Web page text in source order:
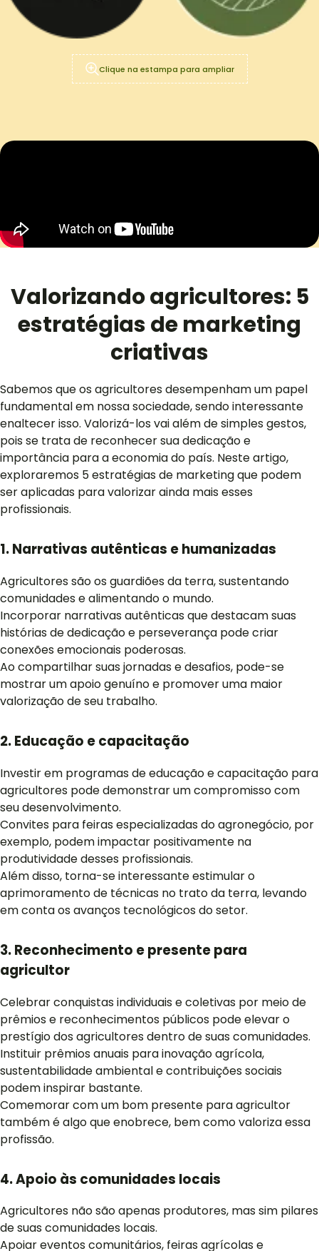
Clique na estampa para ampliar
Valorizando agricultores: 5
estratégias de marketing
criativas
Sabemos que os agricultores desempenham um papel
fundamental em nossa sociedade, sendo interessante
enaltecer isso. Valorizá-los vai além de simples gestos,
pois se trata de reconhecer sua dedicação e
importância para a economia do país. Neste artigo,
exploraremos 5 estratégias de marketing que podem
ser aplicadas para valorizar ainda mais esses
profissionais.
1. Narrativas autênticas e humanizadas
Agricultores são os guardiões da terra, sustentando
comunidades e alimentando o mundo.
Incorporar narrativas autênticas que destacam suas
histórias de dedicação e perseverança pode criar
conexões emocionais poderosas.
Ao compartilhar suas jornadas e desafios, pode-se
mostrar um apoio genuíno e promover uma maior
valorização de seu trabalho.
2. Educação e capacitação
Investir em programas de educação e capacitação para
agricultores pode demonstrar um compromisso com
seu desenvolvimento.
Convites para feiras especializadas do agronegócio, por
exemplo, podem impactar positivamente na
produtividade desses profissionais.
Além disso, torna-se interessante estimular o
aprimoramento de técnicas no trato da terra, levando
em conta os avanços tecnológicos do setor.
3. Reconhecimento e presente para
agricultor
Celebrar conquistas individuais e coletivas por meio de
prêmios e reconhecimentos públicos pode elevar o
prestígio dos agricultores dentro de suas comunidades.
Instituir prêmios anuais para inovação agrícola,
sustentabilidade ambiental e contribuições sociais
podem inspirar bastante.
Comemorar com um bom presente para agricultor
também é algo que enobrece, bem como valoriza essa
profissão.
4. Apoio às comunidades locais
Agricultores não são apenas produtores, mas sim pilares
de suas comunidades locais.
Apoiar eventos comunitários, feiras agrícolas e